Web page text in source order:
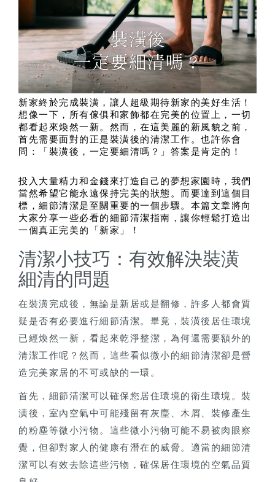
新家終於完成裝潢，讓人超級期待新家的美好生活！
想像一下，所有傢俱和家飾都在完美的位置上，一切
都看起來煥然一新。然而，在這美麗的新風貌之前，
首先需要面對的正是裝潢後的清潔工作。也許你會
問：「裝潢後，一定要細清嗎？」答案是肯定的！
投入大量精力和金錢來打造自己的夢想家園時，我們
當然希望它能永遠保持完美的狀態。而要達到這個目
標，細節清潔是至關重要的一個步驟。本篇文章將向
大家分享一些必看的細節清潔指南，讓你輕鬆打造出
一個真正完美的「新家」！
清潔小技巧：有效解決裝潢
細清的問題
在裝潢完成後，無論是新居或是翻修，許多人都會質
疑是否有必要進行細節清潔。畢竟，裝潢後居住環境
已經煥然一新，看起來乾淨整潔，為何還需要額外的
清潔工作呢？然而，這些看似微小的細節清潔卻是營
造完美家居的不可或缺的一環。
首先，細節清潔可以確保您居住環境的衛生環境。裝
潢後，室內空氣中可能殘留有灰塵、木屑、裝修產生
的粉塵等微小污物。這些微小污物可能不易被肉眼察
覺，但卻對家人的健康有潛在的威脅。適當的細節清
潔可以有效去除這些污物，確保居住環境的空氣品質